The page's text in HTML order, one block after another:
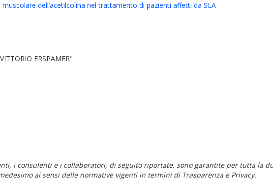
dell’acetilcolina nel trattamento di pazienti affetti da SLA
ERSPAMER"
i consulenti e i collaboratori, di seguito riportate, sono garantite per tutta la
ai sensi delle normative vigenti in termini di Trasparenza e Privacy.